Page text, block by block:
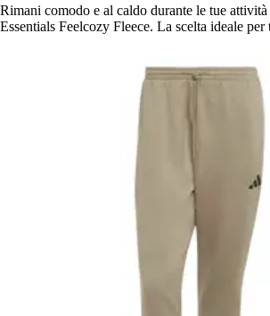
Rimani comodo e al caldo durante le tue
Essentials Feelcozy Fleece. La scelta ideale